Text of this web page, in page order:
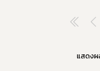
แสดงผ